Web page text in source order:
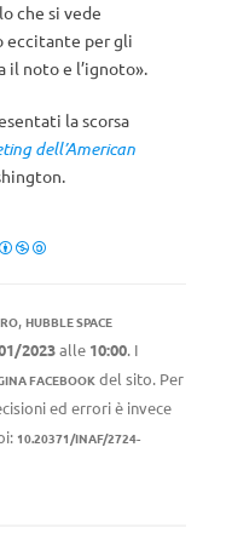
che si vede
eccitante per gli
il noto e l’ignoto».
la scorsa
dell’American
, HUBBLE SPACE
2023alle 10:00. I
FACEBOOK del sito. Per
ed errori è invece
10.20371/INAF/2724-